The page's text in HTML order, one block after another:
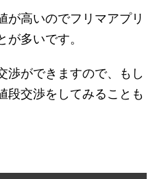
が高いのでフリマアプリ
多いです。
渉ができますので、もし
段交渉をしてみることも